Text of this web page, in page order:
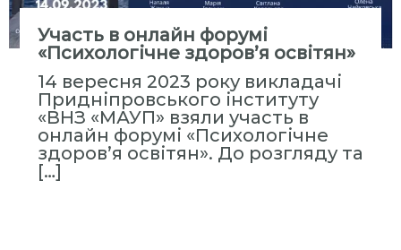
Участь в онлайн форумі
«Психологічне здоров’я освітян»
14 вересня 2023 року викладачі
Придніпровського інституту
«ВНЗ «МАУП» взяли участь в
онлайн форумі «Психологічне
здоров’я освітян». До розгляду та
[…]